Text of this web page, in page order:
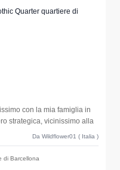
Quarter quartiere di
con la mia famiglia in
strategica, vicinissimo alla
Da Wildflower01 ( Italia )
di Barcellona